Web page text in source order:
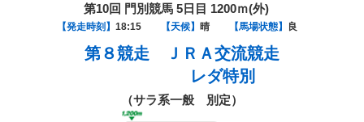
第10回 門別競馬 5日目 1200ｍ(外)
【発走時刻】 18:15 【天候】 晴 【馬場状態】 良
第８競走
ＪＲＡ交流競走
レダ特別
（サラ系一般 別定）